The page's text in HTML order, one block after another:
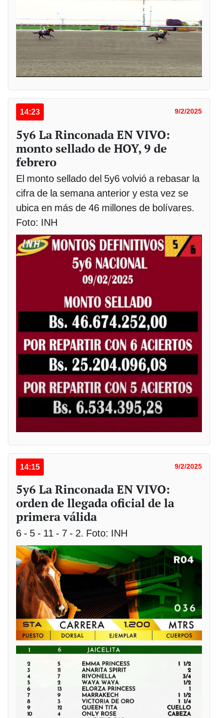
14:23 9/2/2025
5y6 La Rinconada EN VIVO:
monto sellado de HOY, 9 de
febrero
El monto sellado del 5y6 volvió a rebasar la
cifra de la semana anterior y esta vez se
ubica en más de 46 millones de bolívares.
Foto: INH
14:15 9/2/2025
5y6 La Rinconada EN VIVO:
orden de llegada oficial de la
primera válida
6 - 5 - 11 - 7 - 2. Foto: INH